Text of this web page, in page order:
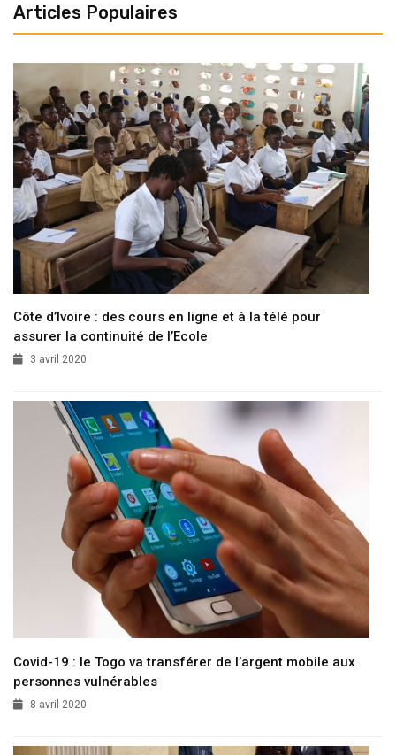
Articles Populaires
Côte d’Ivoire : des cours en ligne et à la télé pour
assurer la continuité de l’Ecole
3 avril 2020
Covid-19 : le Togo va transférer de l’argent mobile aux
personnes vulnérables
8 avril 2020